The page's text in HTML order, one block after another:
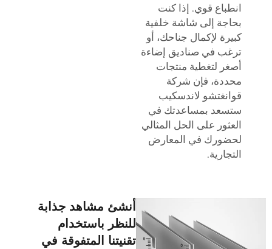
انطباع قوي. إذا كنت
بحاجة إلى شاشة خلفية
كبيرة لإكمال جناحك، أو
ترغب في صناديق إضاءة
أصغر لتغطية منتجات
محددة، فإن شركة
قوانغتشو لاندسكيب
ستسعد بمساعدتك في
العثور على الحل المثالي
لحضورك في المعارض
التجارية.
أنشئ مشاهد جذابة
للنظر باستخدام
تقنيتنا المتفوقة في